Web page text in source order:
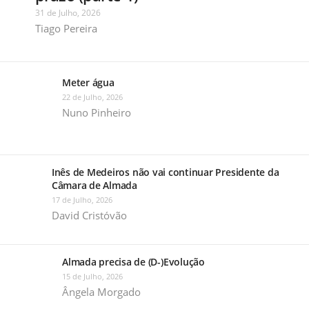
31 de Julho, 2026
Tiago Pereira
Meter água
22 de Julho, 2026
Nuno Pinheiro
Inês de Medeiros não vai continuar Presidente da
Câmara de Almada
17 de Julho, 2026
David Cristóvão
Almada precisa de (D-)Evolução
15 de Julho, 2026
Ângela Morgado